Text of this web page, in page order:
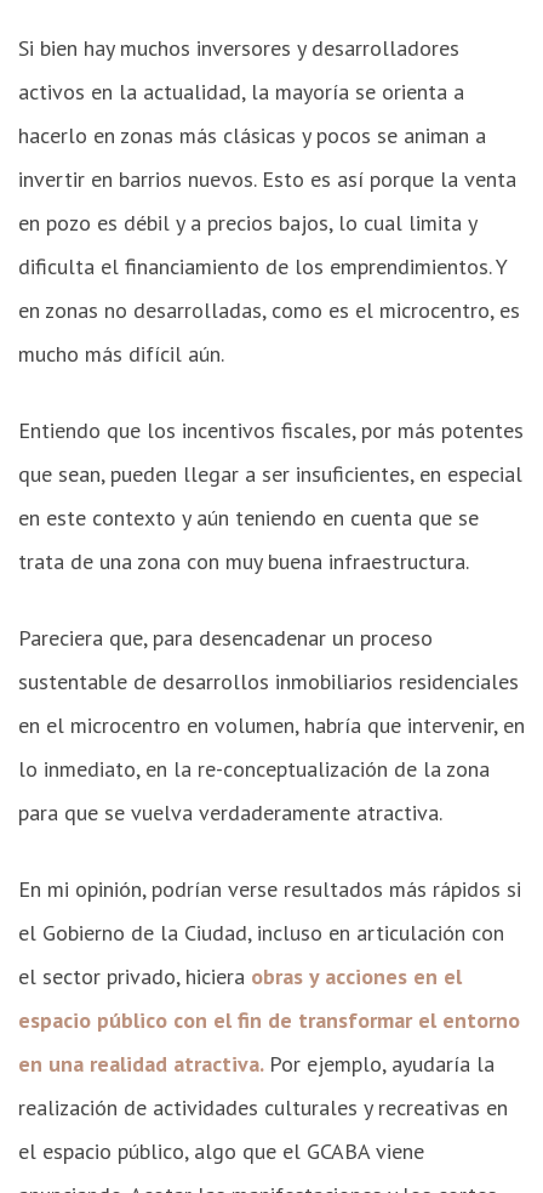
Si bien hay muchos inversores y desarrolladores
activos en la actualidad, la mayoría se orienta a
hacerlo en zonas más clásicas y pocos se animan a
invertir en barrios nuevos. Esto es así porque la venta
en pozo es débil y a precios bajos, lo cual limita y
dificulta el financiamiento de los emprendimientos. Y
en zonas no desarrolladas, como es el microcentro, es
mucho más difícil aún.
Entiendo que los incentivos fiscales, por más potentes
que sean, pueden llegar a ser insuficientes, en especial
en este contexto y aún teniendo en cuenta que se
trata de una zona con muy buena infraestructura.
Pareciera que, para desencadenar un proceso
sustentable de desarrollos inmobiliarios residenciales
en el microcentro en volumen, habría que intervenir, en
lo inmediato, en la re-conceptualización de la zona
para que se vuelva verdaderamente atractiva.
En mi opinión, podrían verse resultados más rápidos si
el Gobierno de la Ciudad, incluso en articulación con
el sector privado, hiciera obras y acciones en el
espacio público con el fin de transformar el entorno
en una realidad atractiva. Por ejemplo, ayudaría la
realización de actividades culturales y recreativas en
el espacio público, algo que el GCABA viene